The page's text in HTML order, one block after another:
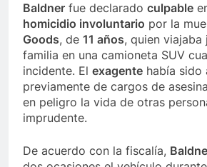
Baldner fue declarado culpable
homicidio involuntario por la
Goods, de 11 años, quien viajaba
familia en una camioneta SUV
incidente. El exagente había sido
previamente de cargos de
en peligro la vida de otras
imprudente.
De acuerdo con la fiscalía,